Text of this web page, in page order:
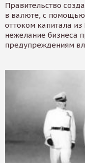
Правительство
в валюте, с помощью
оттоком капитала
нежелание бизнеса
предупреждениям